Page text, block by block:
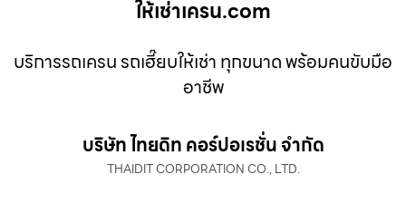
ให้เช่าเครน.com
บริการรถเครน รถเฮี๊ยบให้เช่า ทุกขนาด พร้อมคนขับมือ
อาชีพ
บริษัท ไทยดิท คอร์ปอเรชั่น จำกัด
THAIDIT CORPORATION CO., LTD.